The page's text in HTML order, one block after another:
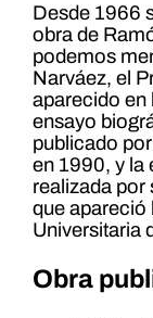
Desde 1966
obra de
podemos
Narváez, el
aparecido en
ensayo
publicado
en 1990, y la
realizada por
que apareció
Universitaria
Obra